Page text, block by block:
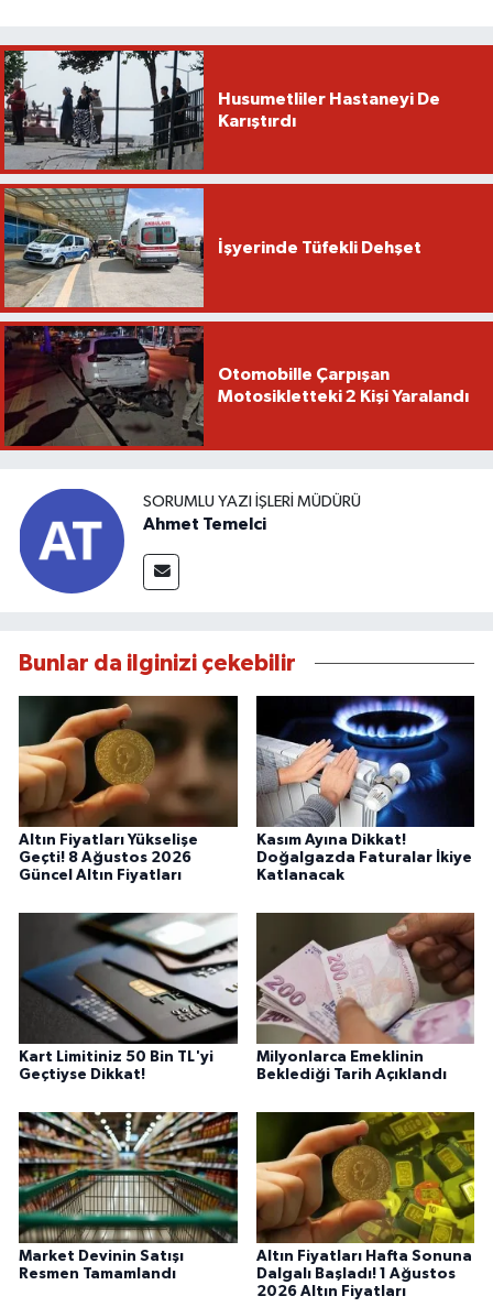
Husumetliler Hastaneyi De
Karıştırdı
İşyerinde Tüfekli Dehşet
Otomobille Çarpışan
Motosikletteki 2 Kişi Yaralandı
SORUMLU YAZI İŞLERI MÜDÜRÜ
Ahmet Temelci
Bunlar da ilginizi çekebilir
Altın Fiyatları Yükselişe
Geçti! 8 Ağustos 2026
Güncel Altın Fiyatları
Kasım Ayına Dikkat!
Doğalgazda Faturalar İkiye
Katlanacak
Kart Limitiniz 50 Bin TL'yi
Geçtiyse Dikkat!
Milyonlarca Emeklinin
Beklediği Tarih Açıklandı
Market Devinin Satışı
Resmen Tamamlandı
Altın Fiyatları Hafta Sonuna
Dalgalı Başladı! 1 Ağustos
2026 Altın Fiyatları